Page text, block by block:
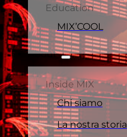
Education
MIX’COOL
About
Inside MIX
Chi siamo
La nostra storia